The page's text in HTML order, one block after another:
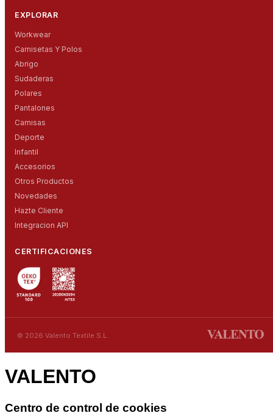
EXPLORAR
Workwear
Camisetas Y Polos
Abrigo
Sudaderas
Polares
Pantalones
Camisas
Deporte
Infantil
Accesorios
Otros Productos
Novedades
Hazte Cliente
Integracion API
CERTIFICACIONES
© 2026 Valento Textile S.L.
VALENTO
Centro de control de cookies